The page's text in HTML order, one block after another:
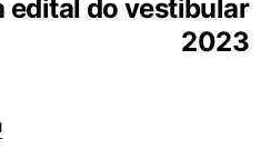
edital do vestibular
2023